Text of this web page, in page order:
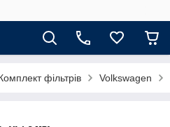
фільтрів Volkswagen